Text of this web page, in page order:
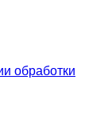
обработки